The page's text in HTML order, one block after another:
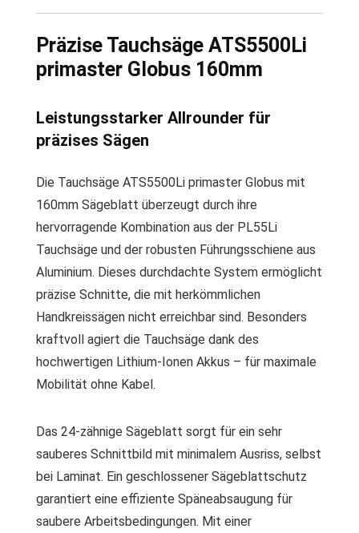
Präzise Tauchsäge ATS5500Li
primaster Globus 160mm
Leistungsstarker Allrounder für
präzises Sägen
Die Tauchsäge ATS5500Li primaster Globus mit
160mm Sägeblatt überzeugt durch ihre
hervorragende Kombination aus der PL55Li
Tauchsäge und der robusten Führungsschiene aus
Aluminium. Dieses durchdachte System ermöglicht
präzise Schnitte, die mit herkömmlichen
Handkreissägen nicht erreichbar sind. Besonders
kraftvoll agiert die Tauchsäge dank des
hochwertigen Lithium-Ionen Akkus – für maximale
Mobilität ohne Kabel.
Das 24-zähnige Sägeblatt sorgt für ein sehr
sauberes Schnittbild mit minimalem Ausriss, selbst
bei Laminat. Ein geschlossener Sägeblattschutz
garantiert eine effiziente Späneabsaugung für
saubere Arbeitsbedingungen. Mit einer